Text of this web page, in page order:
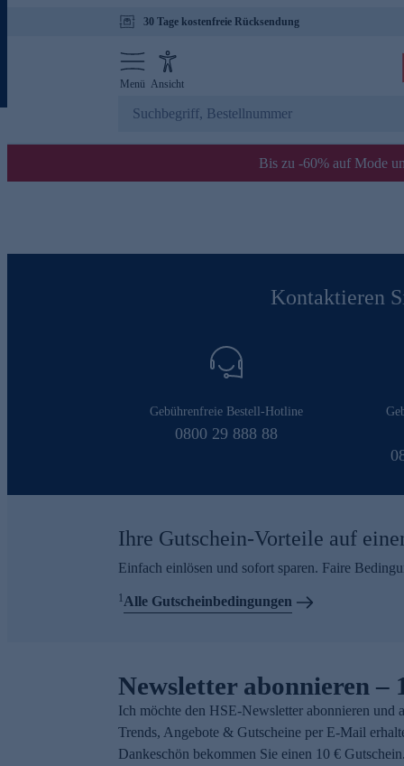
30 Tage kostenfreie Rücksendung
Menü Ansicht
Bis zu -60% auf Mode
Kontaktieren
Gebührenfreie Bestell-Hotline
0800 29 888 88
Ihre Gutschein-Vorteile auf
Einfach einlösen und sofort sparen. Faire
1Alle Gutscheinbedingungen
Newsletter abonnieren –
Ich möchte den HSE-Newsletter abonnieren und
Trends, Angebote & Gutscheine per E-Mail
Dankeschön bekommen Sie einen 10 €